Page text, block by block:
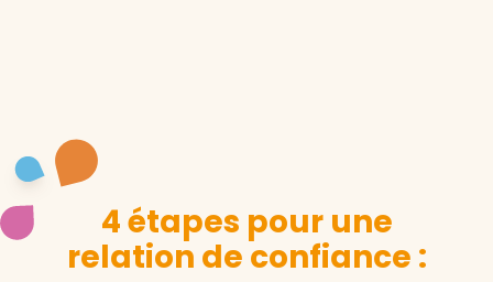
4 étapes pour une
relation de confiance :